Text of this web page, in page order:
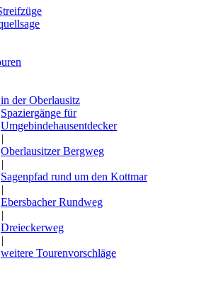
der Oberlausitz
Spaziergänge für
Umgebindehausentdecker
|
Oberlausitzer Bergweg
|
Sagenpfad rund um den Kottmar
|
Ebersbacher Rundweg
|
Dreieckerweg
|
weitere Tourenvorschläge